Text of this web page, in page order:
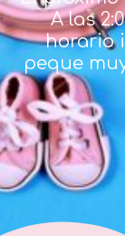
A las
horario
peque